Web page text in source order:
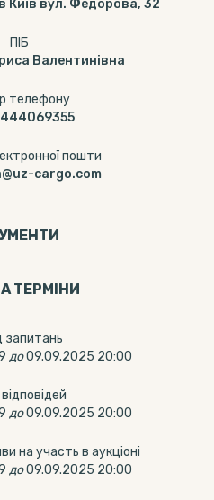
Київ вул. Федорова, 32
ПІБ
Валентинівна
телефону
пошти
cargo.com
ТЕРМIНИ
запитань
до09.09.2025 20:00
до09.09.2025 20:00
на участь в аукціоні
до09.09.2025 20:00